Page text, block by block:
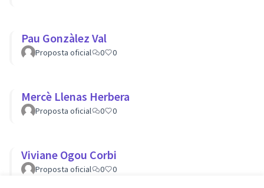
Pau Gonzàlez Val
Proposta oficial 0 0
Mercè Llenas Herbera
Proposta oficial 0 0
Viviane Ogou Corbi
Proposta oficial 0 0